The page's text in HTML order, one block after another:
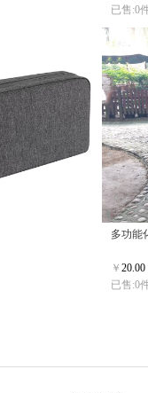
已售:0
多功能
￥ 20.00
已售:0